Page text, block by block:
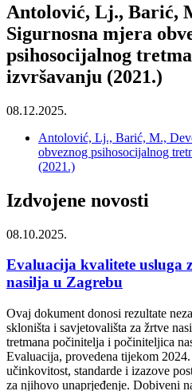
Antolović, Lj., Barić,
Sigurnosna mjera
psihosocijalnog
izvršavanju (2021.)
08.12.2025.
Antolović, Lj., Barić, M.,
obveznog psihosocijalnog
(2021.)
Izdvojene novosti
08.10.2025.
Evaluacija kvalitete usluga
nasilja u Zagrebu
Ovaj dokument donosi rezultate
skloništa i savjetovališta za žrtve
tretmana počinitelja i počiniteljica
Evaluacija, provedena tijekom
učinkovitost, standarde i izazove
za njihovo unaprjeđenje. Dobiveni